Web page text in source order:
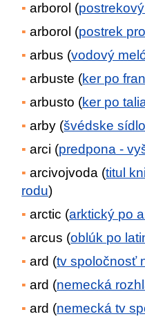
arborol (
arborol (postrek
arbus (vodový
arbuste (ker po
arbusto (ker po
arby (švédske
arci (predpona -
arcivojvoda (titul
rodu)
arctic (arktický po
arcus (oblúk po
ard (tv spoločnosť
ard (nemecká
ard (nemecká tv